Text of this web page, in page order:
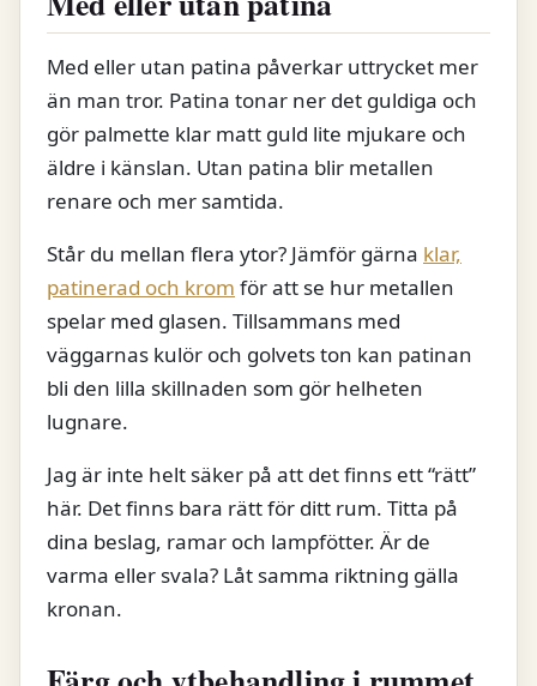
Med eller utan patina påverkar uttrycket mer
än man tror. Patina tonar ner det guldiga och
gör palmette klar matt guld lite mjukare och
äldre i känslan. Utan patina blir metallen
renare och mer samtida.
Står du mellan flera ytor? Jämför gärna klar,
patinerad och krom för att se hur metallen
spelar med glasen. Tillsammans med
väggarnas kulör och golvets ton kan patinan
bli den lilla skillnaden som gör helheten
lugnare.
Jag är inte helt säker på att det finns ett “rätt”
här. Det finns bara rätt för ditt rum. Titta på
dina beslag, ramar och lampfötter. Är de
varma eller svala? Låt samma riktning gälla
kronan.